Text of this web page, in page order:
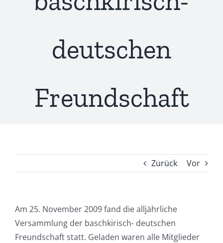
deutschen
Freundschaft
Zurück Vor
Am 25. November 2009 fand die alljährliche
Versammlung der baschkirisch- deutschen
Freundschaft statt. Geladen waren alle Mitglieder